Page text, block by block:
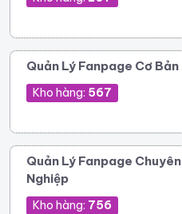
Quản Lý Fanpage Cơ Bản
Kho hàng: 567
Quản Lý Fanpage Chuyên
Nghiệp
Kho hàng: 756